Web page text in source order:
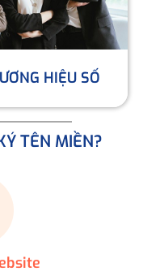
HIỆU SỐ
TÊN MIỀN?